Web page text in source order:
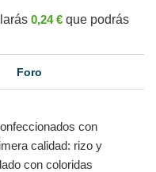
0,24 € que podrás
Foro
con
calidad: rizo y
con coloridas